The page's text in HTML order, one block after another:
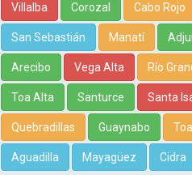
Villalba Corozal Cabo Rojo
San Sebastián Manatí
Arecibo Vega Alta Río
Toa Alta Santurce Santa
Quebradillas Guaynabo
Aguadilla Mayagüez Cidra